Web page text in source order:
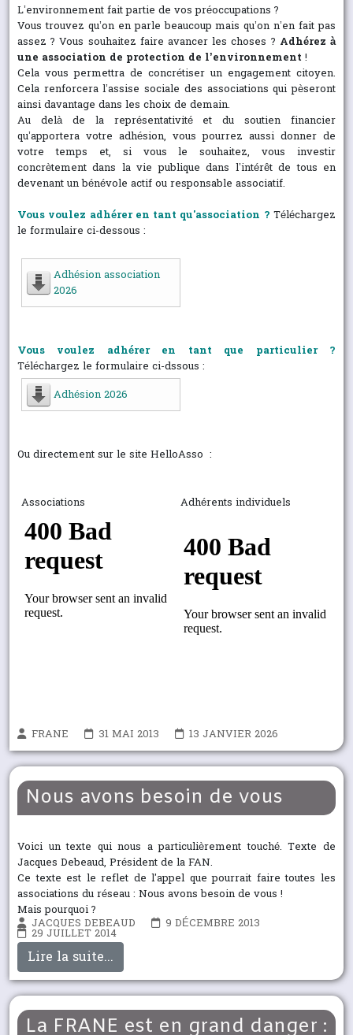
L’environnement fait partie de vos préoccupations ?
Vous trouvez qu’on en parle beaucoup mais qu’on n’en fait pas
assez ? Vous souhaitez faire avancer les choses ? Adhérez à
une association de protection de l’environnement !
Cela vous permettra de concrétiser un engagement citoyen.
Cela renforcera l’assise sociale des associations qui pèseront
ainsi davantage dans les choix de demain.
Au delà de la représentativité et du soutien financier
qu’apportera votre adhésion, vous pourrez aussi donner de
votre temps et, si vous le souhaitez, vous investir
concrètement dans la vie publique dans l’intérêt de tous en
devenant un bénévole actif ou responsable associatif.
Vous voulez adhérer en tant qu'association ? Téléchargez
le formulaire ci-dessous :
Adhésion association
2026
Vous voulez adhérer en tant que particulier ?
Téléchargez le formulaire ci-dssous :
Adhésion 2026
Ou directement sur le site HelloAsso :
Associations Adhérents individuels
FRANE 31 MAI 2013 13 JANVIER 2026
Nous avons besoin de vous
Voici un texte qui nous a particulièrement touché. Texte de
Jacques Debeaud, Président de la FAN.
Ce texte est le reflet de l'appel que pourrait faire toutes les
associations du réseau : Nous avons besoin de vous !
Mais pourquoi ?
JACQUES DEBEAUD 9 DÉCEMBRE 2013
29 JUILLET 2014
Lire la suite...
La FRANE est en grand danger :